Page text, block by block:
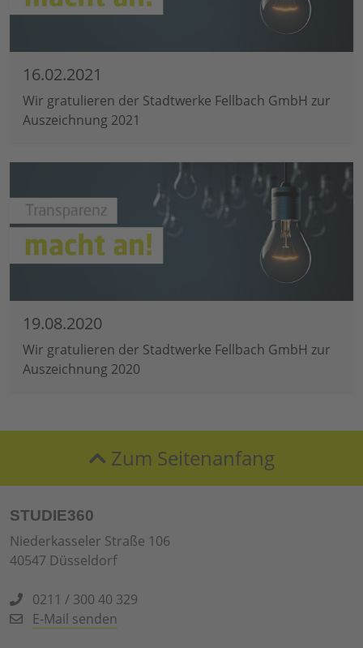
16.02.2021
Wir gratulieren der Stadtwerke Fellbach GmbH zur
Auszeichnung 2021
19.08.2020
Wir gratulieren der Stadtwerke Fellbach GmbH zur
Auszeichnung 2020
Zum Seitenanfang
STUDIE360
Niederkasseler Straße 106
40547 Düsseldorf
0211 / 300 40 329
E-Mail senden